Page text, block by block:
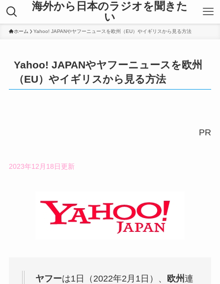
海外から日本のラジオを聞きた
い
ホーム Yahoo! JAPANやヤフーニュースを欧州（EU）やイギリスから見る方法
Yahoo! JAPANやヤフーニュースを欧州
（EU）やイギリスから見る方法
PR
2023年12月18日更新
ヤフーは1日（2022年2月1日）、 欧州連